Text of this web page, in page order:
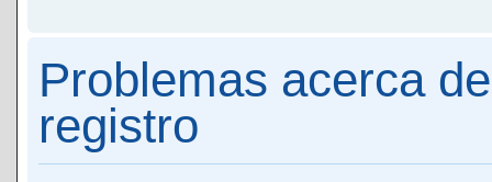
Problemas acerca
registro